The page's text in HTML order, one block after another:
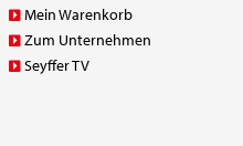
Mein Warenkorb
Zum Unternehmen
Seyffer TV